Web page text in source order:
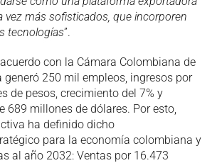
vez más sofisticados, que incorporen
tecnologías”.
con la Cámara Colombiana de
generó 250 mil empleos, ingresos por
de pesos, crecimiento del 7% y
689 millones de dólares. Por esto,
ha definido dicho
para la economía colombiana y
al año 2032: Ventas por 16.473